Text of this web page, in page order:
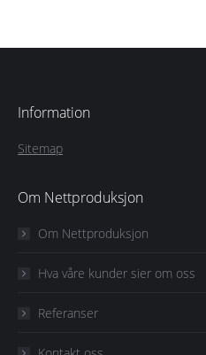
Information
Sitemap
Om Nettproduksjon
Om Nettproduksjon
Hva våre kunder sier om oss
Referanser